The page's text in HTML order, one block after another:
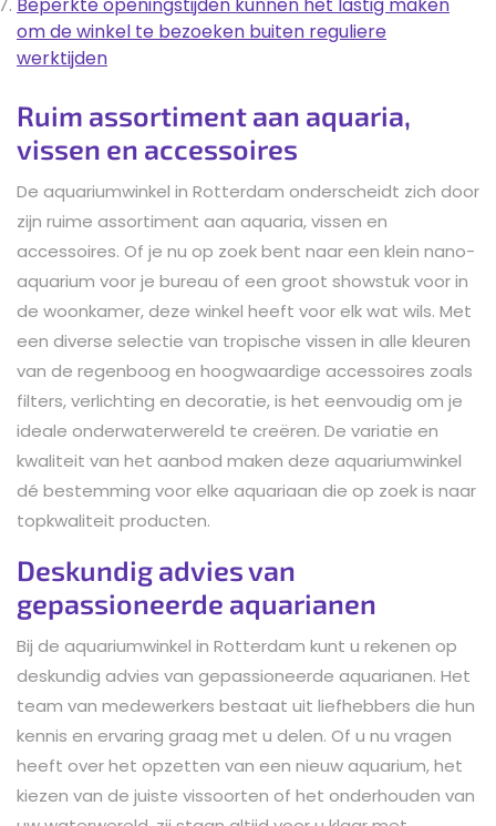
om de winkel te bezoeken buiten reguliere
werktijden
Ruim assortiment aan aquaria,
vissen en accessoires
De aquariumwinkel in Rotterdam onderscheidt zich door
zijn ruime assortiment aan aquaria, vissen en
accessoires. Of je nu op zoek bent naar een klein nano-
aquarium voor je bureau of een groot showstuk voor in
de woonkamer, deze winkel heeft voor elk wat wils. Met
een diverse selectie van tropische vissen in alle kleuren
van de regenboog en hoogwaardige accessoires zoals
filters, verlichting en decoratie, is het eenvoudig om je
ideale onderwaterwereld te creëren. De variatie en
kwaliteit van het aanbod maken deze aquariumwinkel
dé bestemming voor elke aquariaan die op zoek is naar
topkwaliteit producten.
Deskundig advies van
gepassioneerde aquarianen
Bij de aquariumwinkel in Rotterdam kunt u rekenen op
deskundig advies van gepassioneerde aquarianen. Het
team van medewerkers bestaat uit liefhebbers die hun
kennis en ervaring graag met u delen. Of u nu vragen
heeft over het opzetten van een nieuw aquarium, het
kiezen van de juiste vissoorten of het onderhouden van